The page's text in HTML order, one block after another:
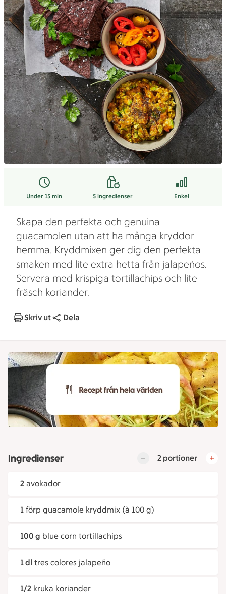
Under 15 min 5ingredienser Enkel
Skapa den perfekta och genuina
guacamolen utan att ha många kryddor
hemma. Kryddmixen ger dig den perfekta
smaken med lite extra hetta från jalapeños.
Servera med krispiga tortillachips och lite
fräsch koriander.
Skriv ut Dela
Ingredienser 2 portioner
2 avokador
1 förp guacamole kryddmix (à 100 g)
100 g blue corn tortillachips
1 dl tres colores jalapeño
1/2 kruka koriander